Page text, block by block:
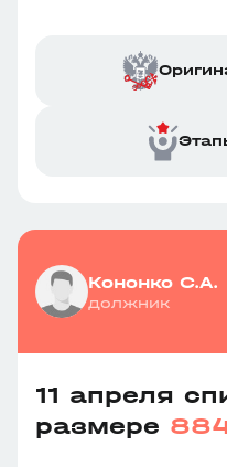
Кононко С.А.
должник
11 апреля
размере